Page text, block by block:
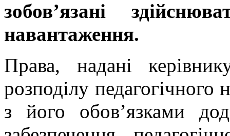
зобов’язані
навантаження.
Права, надані
розподілу
з його обов’язками